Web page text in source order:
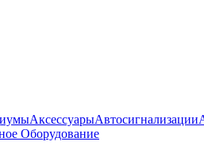
АксессуарыАвтосигнализации
Оборудование